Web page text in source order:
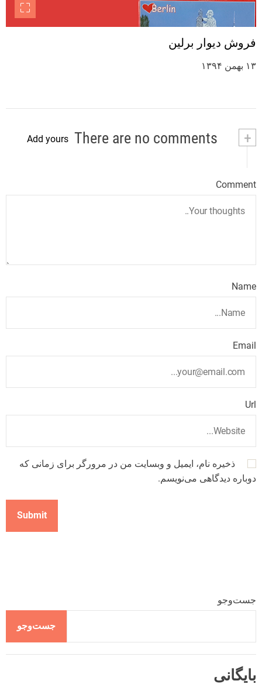
فروش دیوار برلین
۱۳ بهمن ۱۳۹۴
+
Add yours
Comment
Name
Email
Url
ذخیره نام، ایمیل و وبسایت من در مرورگر برای زمانی که
دوباره دیدگاهی می‌نویسم.
جست‌وجو
جست‌وجو
بایگانی